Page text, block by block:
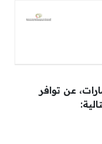
عن توافر